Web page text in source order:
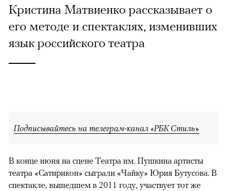
Кристина Матвиенко рассказывает о
его методе и спектаклях, изменивших
язык российского театра
Подписывайтесь на телеграм-канал «РБК Стиль»
В конце июня на сцене Театра им. Пушкина артисты
театра «Сатирикон» сыграли «Чайку» Юрия Бутусова. В
спектакле, вышедшем в 2011 году, участвует тот же